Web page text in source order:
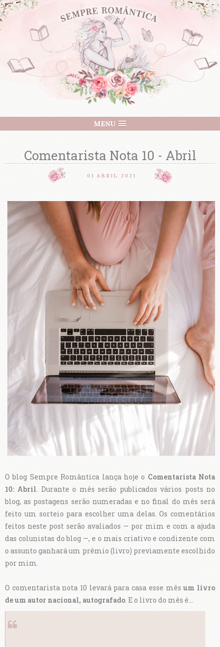
MENU
Comentarista Nota 10 - Abril
01 ABRIL 2021
O blog Sempre Romântica lança hoje o Comentarista Nota
10: Abril. Durante o mês serão publicados vários posts no
blog, as postagens serão numeradas e no final do mês será
feito um sorteio para escolher uma delas. Os comentários
feitos neste post serão avaliados — por mim e com a ajuda
das colunistas do blog —, e o mais criativo e condizente com
o assunto ganhará um prêmio (livro) previamente escolhido
por mim.
O comentarista nota 10 levará para casa esse mêsum livro
de um autor nacional, autografado. E o livro do mês é...